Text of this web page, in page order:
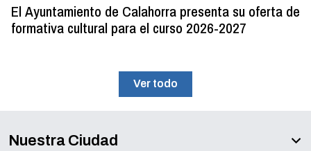
El Ayuntamiento de Calahorra presenta su oferta de
formativa cultural para el curso 2026-2027
Ver todo
Nuestra Ciudad